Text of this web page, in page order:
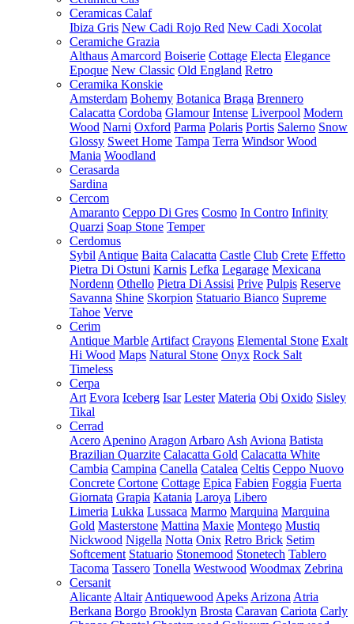
Ceramicas Calaf
Ibiza Gris New Cadi Rojo Red New Cadi Xocolat
Ceramiche Grazia
Althaus Amarcord Boiserie Cottage Electa Elegance
Epoque New Classic Old England Retro
Ceramika Konskie
Amsterdam Bohemy Botanica Braga Brennero
Calacatta Cordoba Glamour Intense Liverpool Modern
Wood Narni Oxford Parma Polaris Portis Salerno Snow
Glossy Sweet Home Tampa Terra Windsor Wood
Mania Woodland
Cerasarda
Sardina
Cercom
Amaranto Ceppo Di Gres Cosmo In Contro Infinity
Quarzi Soap Stone Temper
Cerdomus
Sybil Antique Baita Calacatta Castle Club Crete Effetto
Pietra Di Ostuni Karnis Lefka Legarage Mexicana
Nordenn Othello Pietra Di Assisi Prive Pulpis Reserve
Savanna Shine Skorpion Statuario Bianco Supreme
Tahoe Verve
Cerim
Antique Marble Artifact Crayons Elemental Stone Exalt
Hi Wood Maps Natural Stone Onyx Rock Salt
Timeless
Cerpa
Art Evora Iceberg Isar Lester Materia Obi Oxido Sisley
Tikal
Cerrad
Acero Apenino Aragon Arbaro Ash Aviona Batista
Brazilian Quarzite Calacatta Gold Calacatta White
Cambia Campina Canella Catalea Celtis Ceppo Nuovo
Concrete Cortone Cottage Epica Fabien Foggia Fuerta
Giornata Grapia Katania Laroya Libero
Limeria Lukka Lussaca Marmo Marquina Marquina
Gold Masterstone Mattina Maxie Montego Mustiq
Nickwood Nigella Notta Onix Retro Brick Setim
Softcement Statuario Stonemood Stonetech Tablero
Tacoma Tassero Tonella Westwood Woodmax Zebrina
Cersanit
Alicante Altair Antiquewood Apeks Arizona Atria
Berkana Borgo Brooklyn Brosta Caravan Cariota Carly